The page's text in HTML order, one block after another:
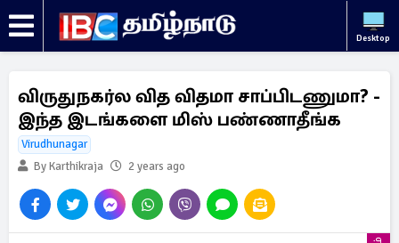
Desktop
விருதுநகர்ல வித விதமா சாப்பிடணுமா? -
இந்த இடங்களை மிஸ் பண்ணாதீங்க
Virudhunagar
By Karthikraja
2 years ago